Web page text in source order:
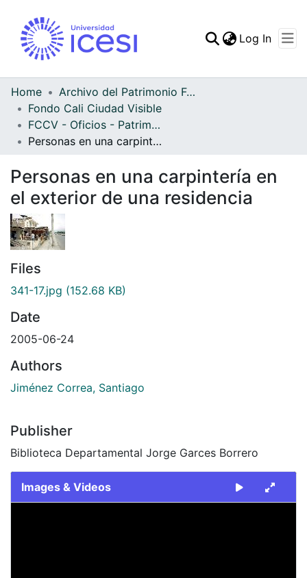
Log In
Home
Archivo del Patrimonio Fotográfico y Fílmico del Valle del Cauca
Fondo Cali Ciudad Visible
FCCV - Oficios - Patrimonial
Personas en una carpintería en el exterior de una residencia
Personas en una carpintería en
el exterior de una residencia
Files
341-17.jpg (152.68 KB)
Date
2005-06-24
Authors
Jiménez Correa, Santiago
Publisher
Biblioteca Departamental Jorge Garces Borrero
Images & Videos